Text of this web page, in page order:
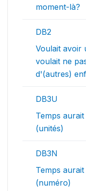
moment-là?
DB2
Voulait avoir
voulait ne
d'(autres)
DB3U
Temps
(unités)
DB3N
Temps
(numéro)